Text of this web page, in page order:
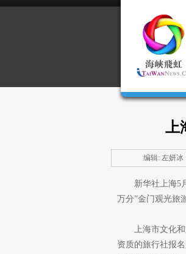
上
编辑: 左妍冰
新华社上海5
万分”金门观光旅
上海市文化
资质的旅行社报